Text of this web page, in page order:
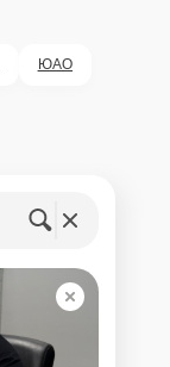
ЮАО